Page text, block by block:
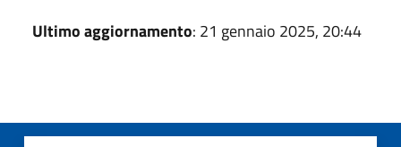
Ultimo aggiornamento: 21 gennaio 2025, 20:44